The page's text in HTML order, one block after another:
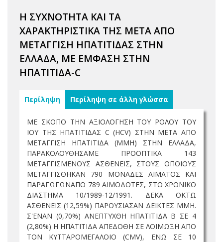
Η ΣΥΧΝΟΤΗΤΑ ΚΑΙ ΤΑ
ΧΑΡΑΚΤΗΡΙΣΤΙΚΑ ΤΗΣ ΜΕΤΑ ΑΠΟ
ΜΕΤΑΓΓΙΣΗ ΗΠΑΤΙΤΙΔΑΣ ΣΤΗΝ
ΕΛΛΑΔΑ, ΜΕ ΕΜΦΑΣΗ ΣΤΗΝ
ΗΠΑΤΙΤΙΔΑ-C
Περίληψη Περίληψη σε άλλη γλώσσα
ΜΕ ΣΚΟΠΟ ΤΗΝ ΑΞΙΟΛΟΓΗΣΗ ΤΟΥ ΡΟΛΟΥ ΤΟΥ
ΙΟΥ ΤΗΣ ΗΠΑΤΙΤΙΔΑΣ C (HCV) ΣΤΗΝ ΜΕΤΑ ΑΠΟ
ΜΕΤΑΓΓΙΣΗ ΗΠΑΤΙΤΙΔΑ (ΜΜΗ) ΣΤΗΝ ΕΛΛΑΔΑ,
ΠΑΡΑΚΟΛΟΥΘΗΣΑΜΕ ΠΡΟΟΠΤΙΚΑ 143
ΜΕΤΑΓΓΙΣΜΕΝΟΥΣ ΑΣΘΕΝΕΙΣ, ΣΤΟΥΣ ΟΠΟΙΟΥΣ
ΜΕΤΑΓΓΙΣΘΗΚΑΝ 790 ΜΟΝΑΔΕΣ ΑΙΜΑΤΟΣ ΚΑΙ
ΠΑΡΑΓΩΓΩΝΑΠΟ 789 ΑΙΜΟΔΟΤΕΣ, ΣΤΟ ΧΡΟΝΙΚΟ
ΔΙΑΣΤΗΜΑ 10/1989-12/1991. ΔΕΚΑ ΟΚΤΩ
ΑΣΘΕΝΕΙΣ (12,59%) ΠΑΡΟΥΣΙΑΣΑΝ ΔΕΙΚΤΕΣ ΜΜΗ.
Σ'ΕΝΑΝ (0,70%) ΑΝΕΠΤΥΧΘΗ ΗΠΑΤΙΤΙΔΑ Β ΣΕ 4
(2,80%) Η ΗΠΑΤΙΤΙΔΑ ΑΠΕΔΟΘΗ ΣΕ ΛΟΙΜΩΞΗ ΑΠΟ
ΤΟΝ ΚΥΤΤΑΡΟΜΕΓΑΛΟΙΟ (CMV), ΕΝΩ ΣΕ 10